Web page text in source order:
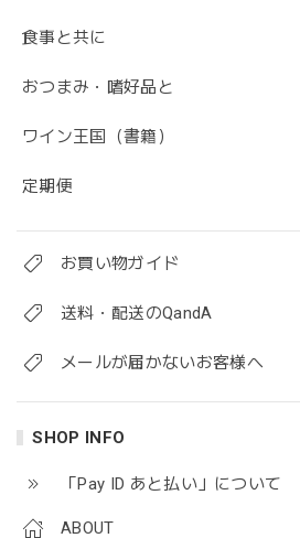
食事と共に
おつまみ・嗜好品と
ワイン王国（書籍）
定期便
お買い物ガイド
送料・配送のQandA
メールが届かないお客様へ
SHOP INFO
「Pay ID あと払い」について
ABOUT